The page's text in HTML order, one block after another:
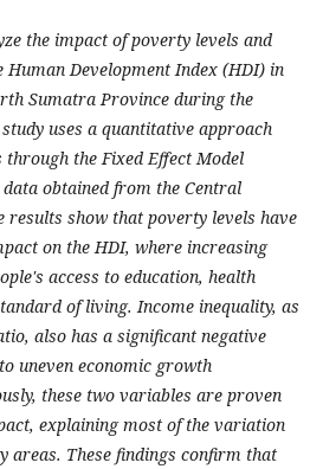
the impact of poverty levels and
Human Development Index (HDI) in
Sumatra Province during the
uses a quantitative approach
the Fixed Effect Model
obtained from the Central
results show that poverty levels have
on the HDI, where increasing
access to education, health
of living. Income inequality, as
also has a significant negative
uneven economic growth
these two variables are proven
explaining most of the variation
areas. These findings confirm that